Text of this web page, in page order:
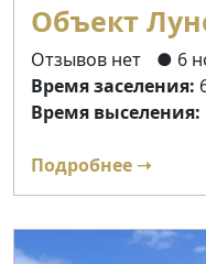
Объект
Отзывов нет
● 6
Время заселения:
Время выселения:
Подробнее ➝